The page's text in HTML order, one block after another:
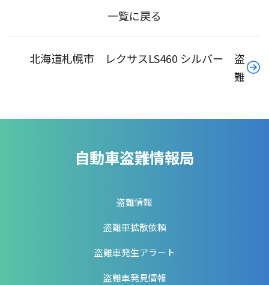
一覧に戻る
北海道札幌市 レクサスLS460 シルバー 盗
難
自動車盗難情報局
盗難情報
盗難車拡散依頼
盗難車発生アラート
盗難車発見情報